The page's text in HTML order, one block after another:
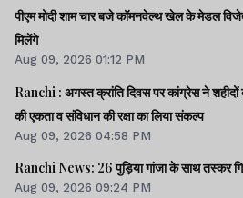
पीएम मोदी शाम चार बजे कॉमनवेल्थ खेल के मेडल
मिलेंगे
Aug 09, 2026 01:12 PM
Ranchi : अगस्त क्रांति दिवस पर कांग्रेस ने शहीदों
की एकता व संविधान की रक्षा का लिया संकल्प
Aug 09, 2026 04:58 PM
Ranchi News: 26 पुड़िया गांजा के साथ तस्कर
Aug 09, 2026 09:24 PM